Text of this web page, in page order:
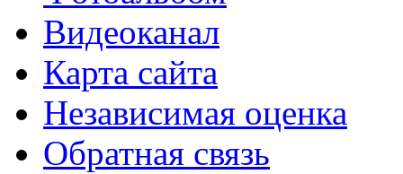
Видеоканал
Карта сайта
Независимая оценка
Обратная связь